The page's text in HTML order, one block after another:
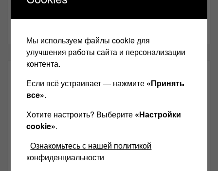
Приветствую всех любителей хорошего
звука на своём сайте "Звукомания"!
Если Вы пришли из Яндекса или другого поисковика,
то не отчаивайтесь, чуть ниже в строке "поиск" можно
написать то, что Вы искали, и это найдется!
Мы используем файлы cookie для
улучшения работы сайта и персонализации
контента.
Если всё устраивает — нажмите «Принять
все».
Хотите настроить? Выберите «Настройки
cookie».
Ознакомьтесь с нашей политикой
конфиденциальности